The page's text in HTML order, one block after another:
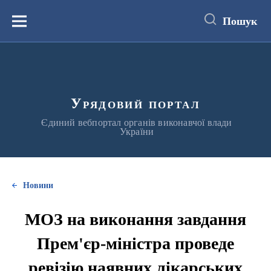
вмістуМеню Пошук
Урядовий портал
Єдиний вебпортал органів виконавчої влади
України
Новини
МОЗ на виконання завдання
Прем'єр-міністра проведе